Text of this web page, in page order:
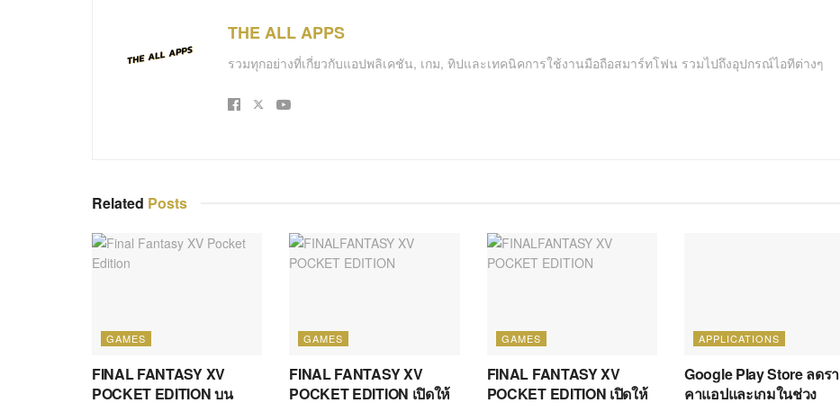
THE ALL APPS
รวมทุกอย่างที่เกี่ยวกับแอปพลิเคชัน, เกม, ทิปและเทคนิคการใช้งานมือถือสมาร์ทโฟน รวมไปถึงอุปกรณ์ไอทีต่างๆ
Related Posts
GAMES
FINAL FANTASY XV
POCKET EDITION บน
GAMES
FINAL FANTASY XV
POCKET EDITION เปิดให้
GAMES
FINAL FANTASY XV
POCKET EDITION เปิดให้
APPLICATIONS
Google Play Store ลดรา
คาแอปและเกมในช่วง